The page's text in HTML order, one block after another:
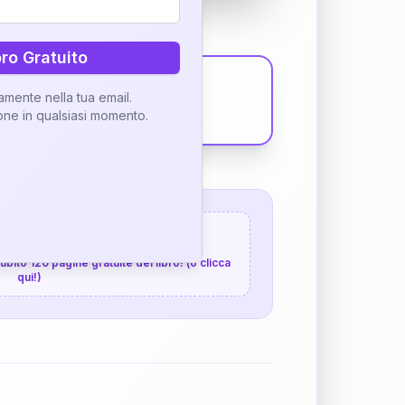
120 pagine gratuite del libro! (o clicca
qui!)
Gratuito
nella tua email.
in qualsiasi momento.